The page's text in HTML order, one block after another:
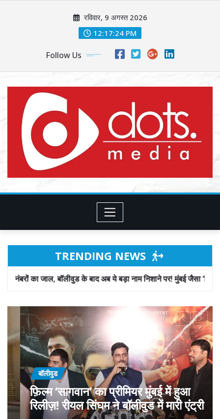
रविवार, 9 अगस्त 2026
12:17:26 PM
Follow Us
TRENDING NEWS
के बाद अब ये बड़ा नाम निशाने पर! मुंबई जैसा ‘फिरौती खेल’ अब दिल्ली-पंजाब
बॉलीवुड
गोवा मुख्यमंत्री डॉ. प्रमोद सावंत का ‘गोदान’
को बड़ा समर्थन; पोस्टर विमोचन कर मथुरा से
फिल्म गोदान की टीम का बढ़ाया मान!